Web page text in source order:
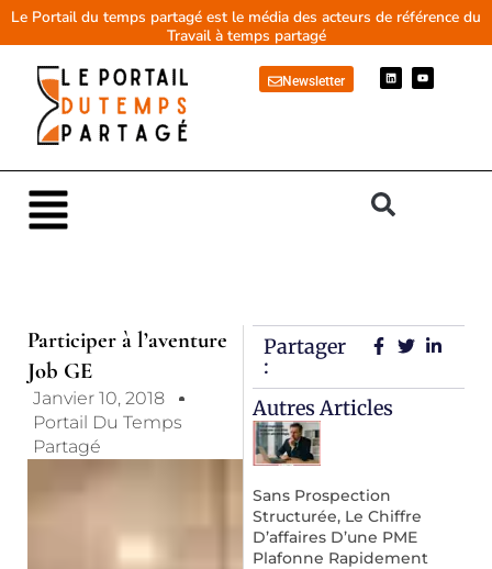
AllerLe Portail du temps partagé est le média des acteurs de référence du
Travail à temps partagé
Newsletter
L
i
n
Y
o
u
Main
Menu
Participer à l’aventure
Job GE
Janvier 10, 2018
Portail Du Temps
Partagé
Partager
:
Autres Articles
Sans Prospection
Structurée, Le Chiffre
D’affaires D’une PME
Plafonne Rapidement